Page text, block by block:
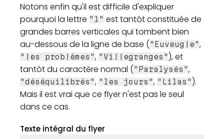
Notons enfin qu'il est difficile d'expliquer
pourquoi la lettre "l" est tantôt constituée de
grandes barres verticales qui tombent bien
au-dessous de la ligne de base ("Euveug|e",
"|es prob|èmes", "Vi||egranges" ), et
tantôt du caractère normal ("Paralysés",
"déséquilibrés", "les jours", "Lilas" ).
Mais il est vrai que ce flyer n'est pas le seul
dans ce cas.
Texte intégral du flyer